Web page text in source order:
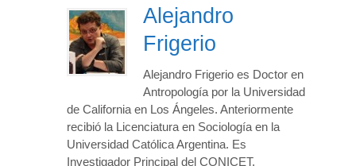
Alejandro
Frigerio
Alejandro Frigerio es Doctor en
Antropología por la Universidad
de California en Los Ángeles. Anteriormente
recibió la Licenciatura en Sociología en la
Universidad Católica Argentina. Es
Investigador Principal del CONICET.